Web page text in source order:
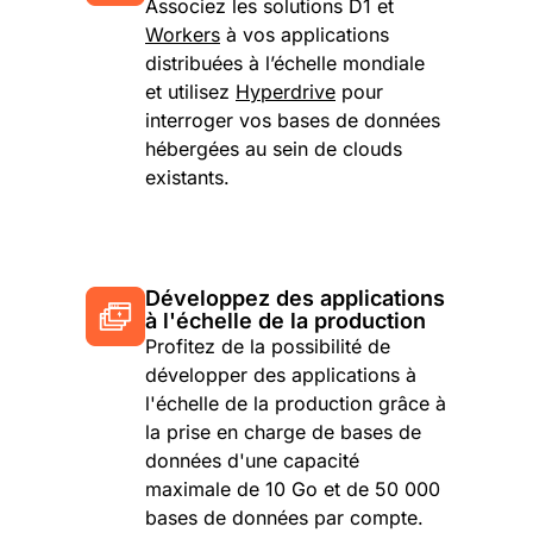
Associez les solutions D1 et
Workers à vos applications
distribuées à l’échelle mondiale
et utilisez Hyperdrive pour
interroger vos bases de données
hébergées au sein de clouds
existants.
Développez des applications
à l'échelle de la production
Profitez de la possibilité de
développer des applications à
l'échelle de la production grâce à
la prise en charge de bases de
données d'une capacité
maximale de 10 Go et de 50 000
bases de données par compte.